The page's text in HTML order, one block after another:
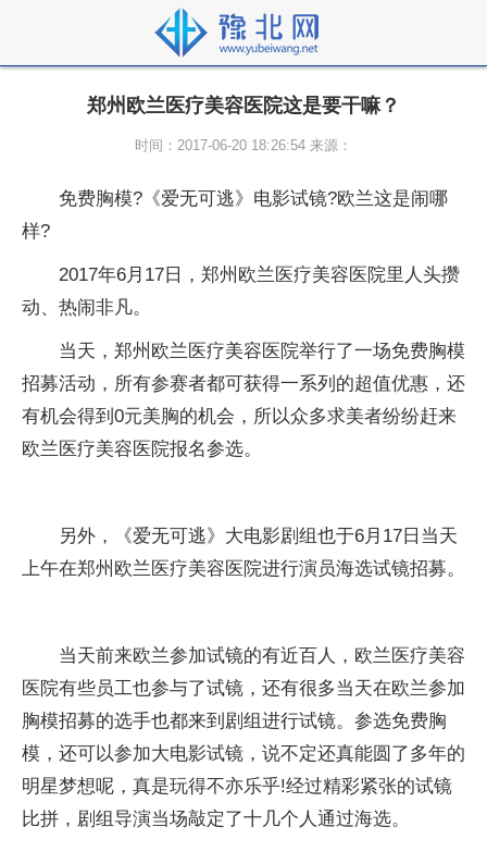
郑州欧兰医疗美容医院这是要干嘛？
时间：2017-06-20 18:26:54 来源：
免费胸模?《爱无可逃》电影试镜?欧兰这是闹哪
样?
2017年6月17日，郑州欧兰医疗美容医院里人头攒
动、热闹非凡。
当天，郑州欧兰医疗美容医院举行了一场免费胸模
招募活动，所有参赛者都可获得一系列的超值优惠，还
有机会得到0元美胸的机会，所以众多求美者纷纷赶来
欧兰医疗美容医院报名参选。
另外，《爱无可逃》大电影剧组也于6月17日当天
上午在郑州欧兰医疗美容医院进行演员海选试镜招募。
当天前来欧兰参加试镜的有近百人，欧兰医疗美容
医院有些员工也参与了试镜，还有很多当天在欧兰参加
胸模招募的选手也都来到剧组进行试镜。参选免费胸
模，还可以参加大电影试镜，说不定还真能圆了多年的
明星梦想呢，真是玩得不亦乐乎!经过精彩紧张的试镜
比拼，剧组导演当场敲定了十几个人通过海选。